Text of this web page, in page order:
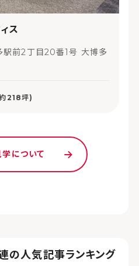
ス
駅前2丁目20番1号 大博多
218坪)
学について
の人気記事ランキング